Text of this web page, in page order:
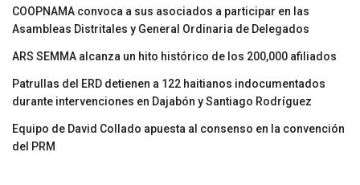
COOPNAMA convoca a sus asociados a participar en las
Asambleas Distritales y General Ordinaria de Delegados
ARS SEMMA alcanza un hito histórico de los 200,000 afiliados
Patrullas del ERD detienen a 122 haitianos indocumentados
durante intervenciones en Dajabón y Santiago Rodríguez
Equipo de David Collado apuesta al consenso en la convención
del PRM